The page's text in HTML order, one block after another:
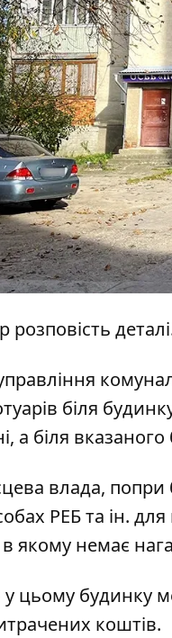
розповість
біля
а біля
влада,
РЕБ та ін.
якому немає
цьому будинку
коштів.